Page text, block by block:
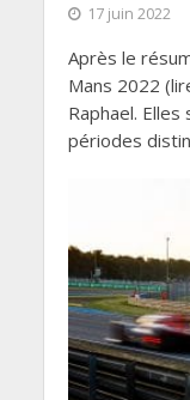
17 juin 2022
Après le
Mans 2022
Raphael.
périodes